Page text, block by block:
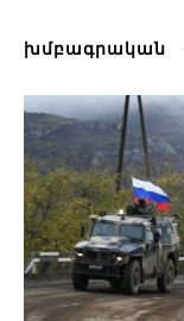
խմբագրական